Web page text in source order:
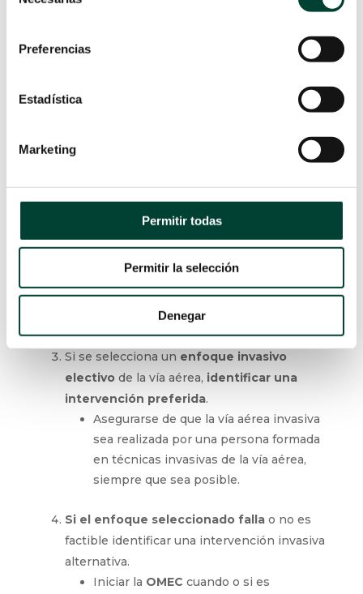
Preferencias
Estadística
Marketing
Permitir todas
Permitir la selección
Denegar
dispositivos no invasivos para manejo de la
Si se encuentran dificultades con las
Tenga en cuenta el paso del tiempo, el
número de intentos y la saturación de
con mascarilladespués de cada
intento, cuando sea posible.
intubación traqueal o colocación de la
vía aérea supraglótica para evitar
posibles lesiones y complicaciones.
Si se selecciona un enfoque invasivo
electivode la vía aérea, identificar una
intervención preferida.
Asegurarse de que la vía aérea invasiva
sea realizada por una persona formada
en técnicas invasivas de la vía aérea,
siempre que sea posible.
Si el enfoque seleccionado fallao no es
factible identificar una intervención invasiva
alternativa.
Iniciar la OMEC cuando o si es